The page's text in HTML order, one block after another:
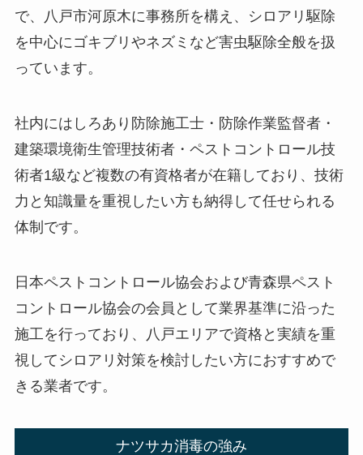
で、八戸市河原木に事務所を構え、シロアリ駆除
を中心にゴキブリやネズミなど害虫駆除全般を扱
っています。
社内にはしろあり防除施工士・防除作業監督者・
建築環境衛生管理技術者・ペストコントロール技
術者1級など複数の有資格者が在籍しており、技術
力と知識量を重視したい方も納得して任せられる
体制です。
日本ペストコントロール協会および青森県ペスト
コントロール協会の会員として業界基準に沿った
施工を行っており、八戸エリアで資格と実績を重
視してシロアリ対策を検討したい方におすすめで
きる業者です。
ナツサカ消毒の強み